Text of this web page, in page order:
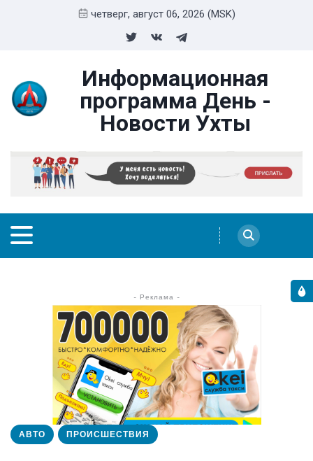
четверг, август 06, 2026 (MSK)
Информационная
программа День -
Новости Ухты
- Реклама -
АВТО ПРОИСШЕСТВИЯ